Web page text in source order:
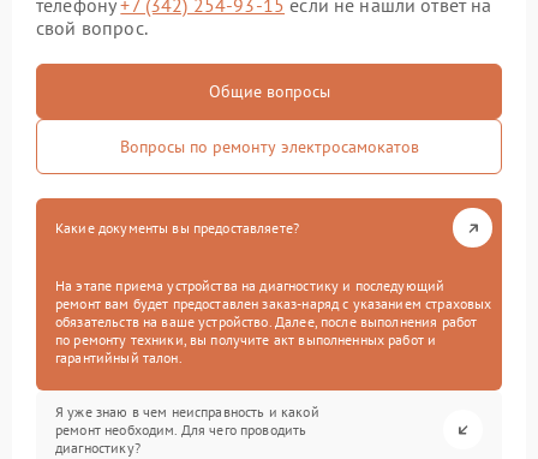
телефону+7 (342) 254-93-15 если не нашли ответ на
свой вопрос.
Общие вопросы
Вопросы по ремонту электросамокатов
Какие документы вы предоставляете?
На этапе приема устройства на диагностику и последующий
ремонт вам будет предоставлен заказ-наряд с указанием страховых
обязательств на ваше устройство. Далее, после выполнения работ
по ремонту техники, вы получите акт выполненных работ и
гарантийный талон.
Я уже знаю в чем неисправность и какой
ремонт необходим. Для чего проводить
диагностику?